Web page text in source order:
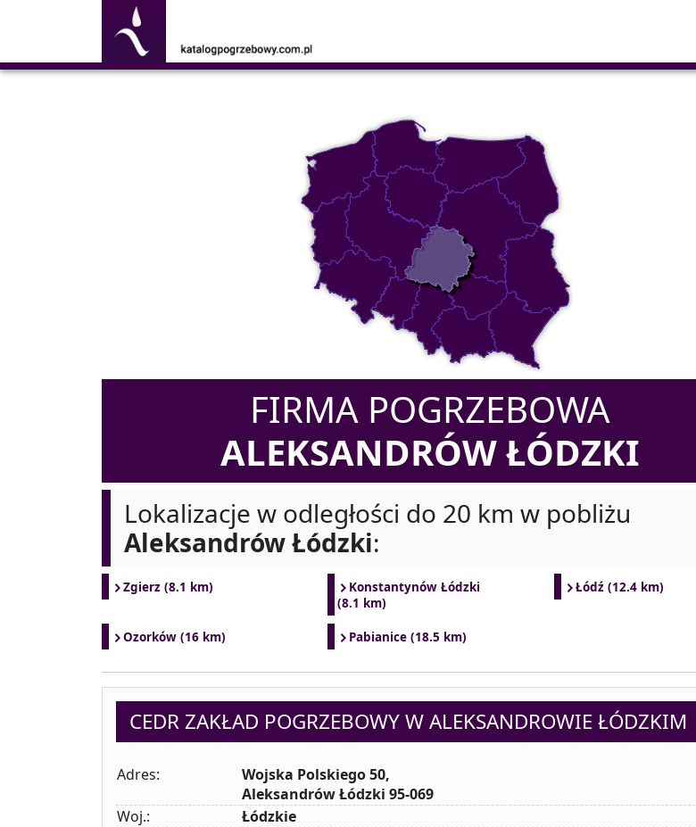
FIRMA POGRZEBOWA
ALEKSANDRÓW ŁÓDZKI
Lokalizacje w odległości do 20 km w pobliżu
Aleksandrów Łódzki:
Zgierz (8.1 km)
Konstantynów Łódzki
(8.1 km)
Łódź (12.4 km)
Ozorków (16 km) Pabianice (18.5 km)
CEDR ZAKŁAD POGRZEBOWY W ALEKSANDROWIE ŁÓDZKIM
Adres:
Wojska Polskiego 50,
Aleksandrów Łódzki 95-069
Woj.:
Łódzkie